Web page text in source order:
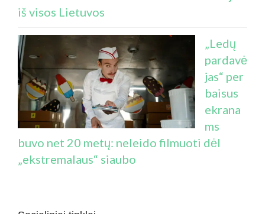
iš visos Lietuvos
„Ledų
pardavė
jas“ per
baisus
ekrana
ms
buvo net 20 metų: neleido filmuoti dėl
„ekstremalaus“ siaubo